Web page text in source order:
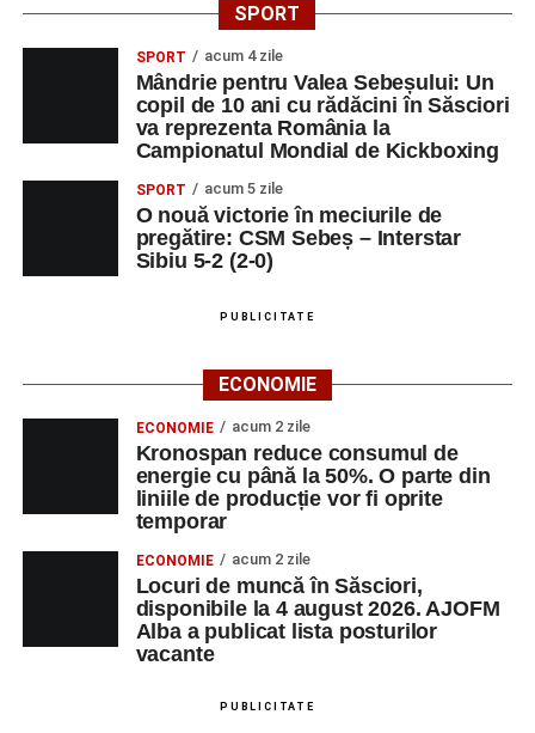
SPORT
SPORT acum 4 zile
Mândrie pentru Valea Sebeșului: Un
copil de 10 ani cu rădăcini în Săsciori
va reprezenta România la
Campionatul Mondial de Kickboxing
SPORT acum 5 zile
O nouă victorie în meciurile de
pregătire: CSM Sebeș – Interstar
Sibiu 5-2 (2-0)
PUBLICITATE
ECONOMIE
ECONOMIE acum 2 zile
Kronospan reduce consumul de
energie cu până la 50%. O parte din
liniile de producție vor fi oprite
temporar
ECONOMIE acum 2 zile
Locuri de muncă în Săsciori,
disponibile la 4 august 2026. AJOFM
Alba a publicat lista posturilor
vacante
PUBLICITATE